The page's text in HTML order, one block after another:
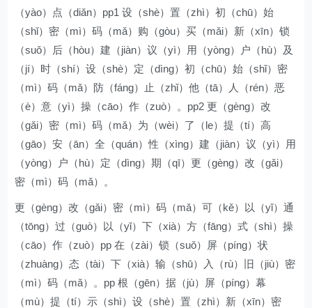
（yào）点（diǎn）pp1 设（shè）置（zhì）初（chū）始
（shǐ）密（mì）码（mǎ）购（gòu）买（mǎi）新（xīn）锁
（suǒ）后（hòu）建（jiàn）议（yì）用（yòng）户（hù）及
（jí）时（shí）设（shè）定（dìng）初（chū）始（shǐ）密
（mì）码（mǎ）防（fáng）止（zhǐ）他（tā）人（rén）恶
（è）意（yì）操（cāo）作（zuò）。pp2 更（gèng）改
（gǎi）密（mì）码（mǎ）为（wèi）了（le）提（tí）高
（gāo）安（ān）全（quán）性（xìng）建（jiàn）议（yì）用
（yòng）户（hù）定（dìng）期（qī）更（gèng）改（gǎi）
密（mì）码（mǎ）。
更（gèng）改（gǎi）密（mì）码（mǎ）可（kě）以（yǐ）通
（tōng）过（guò）以（yǐ）下（xià）方（fāng）式（shì）操
（cāo）作（zuò）pp 在（zài）锁（suǒ）屏（píng）状
（zhuàng）态（tài）下（xià）输（shū）入（rù）旧（jiù）密
（mì）码（mǎ）。pp 根（gēn）据（jù）屏（píng）幕
（mù）提（tí）示（shì）设（shè）置（zhì）新（xīn）密